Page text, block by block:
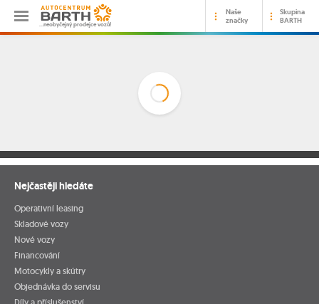
…neobyčejný prodejce vozů!
Naše
značky
Skupina
BARTH
Nejčastěji hledáte
Operativní leasing
Skladové vozy
Nové vozy
Financování
Motocykly a skútry
Objednávka do servisu